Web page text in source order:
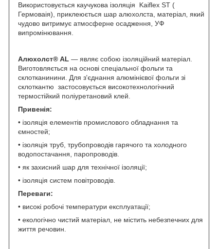
Використовується каучукова ізоляція Kaiflex ST (
Гермоваія), приклеюється шар алюхолста, матеріал, який
чудово витримує атмосферне осадження, УФ
випромінювання.
Алюхолст® AL — являє собою ізоляційний матеріал.
Виготовляється на основі спеціальної фольги та
склотканинини. Для з'єднання алюмінієвої фольги зі
склоткантю застосовується високотехнологічний
термостійкий поліуретановий клей.
Привенія:
• ізоляція елементів промислового обладнання та
ємностей;
• ізоляція труб, трубопроводів гарячого та холодного
водопостачання, паропроводів.
• як захисний шар для технічної ізоляції;
• ізоляція систем повітроводів.
Переваги:
• високі робочі температури експлуатації;
• екологічно чистий матеріал, не містить небезпечних для
життя речовин.